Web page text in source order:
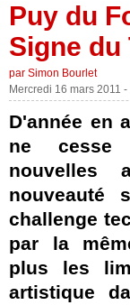
Puy du
Signe du
par Simon Bourlet
Mercredi 16 mars 2011
D'année en
ne cesse
nouvelles
nouveauté
challenge
par la
plus les
artistique